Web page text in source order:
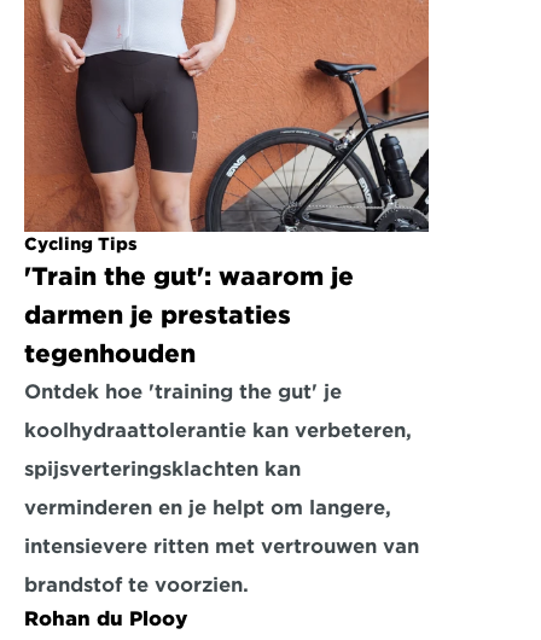
Cycling Tips
'Train the gut': waarom je
darmen je prestaties
tegenhouden
Ontdek hoe 'training the gut' je
koolhydraattolerantie kan verbeteren,
spijsverteringsklachten kan
verminderen en je helpt om langere,
intensievere ritten met vertrouwen van
brandstof te voorzien.
Rohan du Plooy